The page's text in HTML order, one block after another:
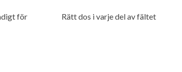
för Rätt dos i varje del av fältet